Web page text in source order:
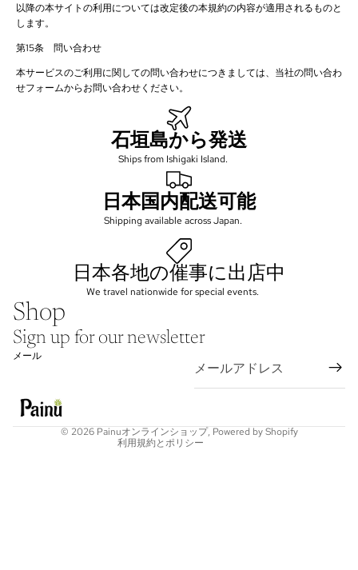
以降の本サイトの利用については改定後の本規約の内容が適用されるものと
します。
第15条 問い合わせ
本サービスのご利用に関しての問い合わせにつきましては、当社の問い合わ
せフォームからお問い合わせください。
石垣島から発送
Ships from Ishigaki Island.
日本国内配送可能
Shipping available across Japan.
日本各地の催事に出店中
We travel nationwide for special events.
Shop
Sign up for our newsletter
メール
© 2026Painuオンラインショップ, Powered by Shopify
利用規約とポリシー
返金ポリシー